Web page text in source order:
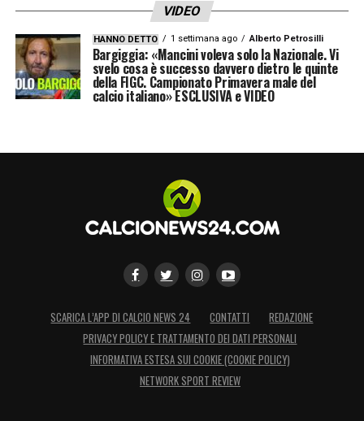
VIDEO
HANNO DETTO 1 settimana ago Alberto Petrosilli
Bargiggia: «Mancini voleva solo la Nazionale. Vi
svelo cosa è successo davvero dietro le quinte
della FIGC. Campionato Primavera male del
calcio italiano» ESCLUSIVA e VIDEO
SCARICA L’APP DI CALCIO NEWS 24 CONTATTI
REDAZIONE
PRIVACY POLICY E TRATTAMENTO DEI DATI PERSONALI
INFORMATIVA ESTESA SUI COOKIE (COOKIE POLICY)
NETWORK SPORT REVIEW